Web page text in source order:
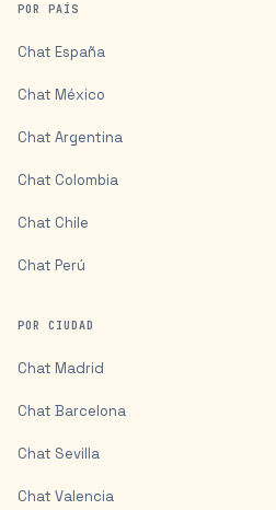
POR PAÍS
Chat España
Chat México
Chat Argentina
Chat Colombia
Chat Chile
Chat Perú
POR CIUDAD
Chat Madrid
Chat Barcelona
Chat Sevilla
Chat Valencia